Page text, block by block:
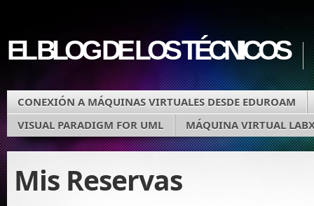
EL BLOG DE LOS TÉCNICOS
CONEXIÓN A MÁQUINAS VIRTUALES DESDE EDUROAM
VISUAL PARADIGM FOR UML
MÁQUINA VIRTUAL
Mis Reservas